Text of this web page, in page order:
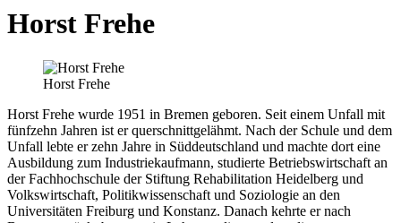
Horst Frehe
Horst Frehe
Horst Frehe wurde 1951 in Bremen geboren. Seit einem Unfall mit
fünfzehn Jahren ist er querschnittgelähmt. Nach der Schule und dem
Unfall lebte er zehn Jahre in Süddeutschland und machte dort eine
Ausbildung zum Industriekaufmann, studierte Betriebswirtschaft an
der Fachhochschule der Stiftung Rehabilitation Heidelberg und
Volkswirtschaft, Politikwissenschaft und Soziologie an den
Universitäten Freiburg und Konstanz. Danach kehrte er nach